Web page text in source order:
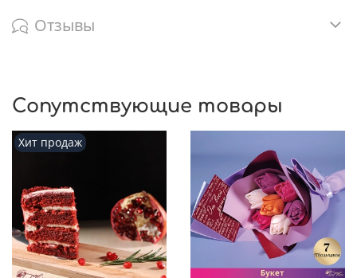
Отзывы
Сопутствующие товары
Хит продаж